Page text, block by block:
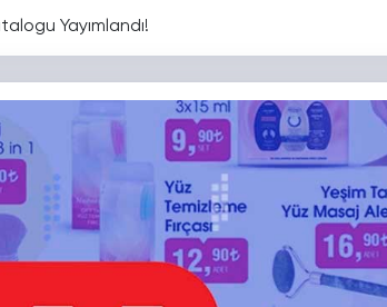
Yayımlandı!